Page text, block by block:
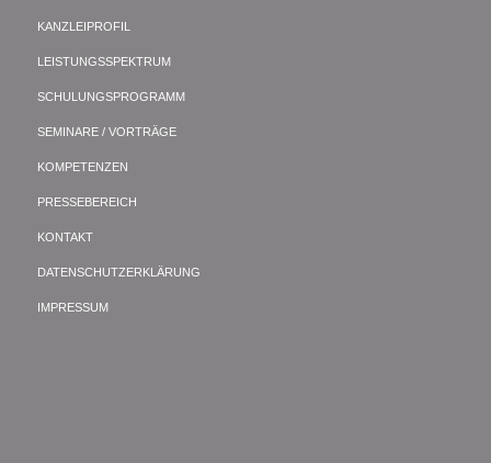
KANZLEIPROFIL
LEISTUNGSSPEKTRUM
SCHULUNGSPROGRAMM
SEMINARE / VORTRÄGE
KOMPETENZEN
PRESSEBEREICH
KONTAKT
DATENSCHUTZERKLÄRUNG
IMPRESSUM